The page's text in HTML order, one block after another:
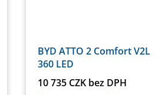
BYD ATTO 2 Comfort V2L
360 LED
10 735 CZK bez DPH